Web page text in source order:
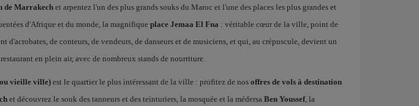
de Marrakechet arpentez l'un des plus grands souks du Maroc et l'une des places les plus grandes et
d'Afrique et du monde, la magnifique place Jemaa El Fna : véritable cœur de la ville, point de
d'acrobates, de conteurs, de vendeurs, de danseurs et de musiciens, et qui, au crépuscule, devient un
en plein air, avec de nombreux stands de nourriture.
vieille ville)est le quartier le plus intéressant de la ville : profitez de nos offres de vols à destination
et découvrez le souk des tanneurs et des teinturiers, la mosquée et la médersa Ben Youssef, la